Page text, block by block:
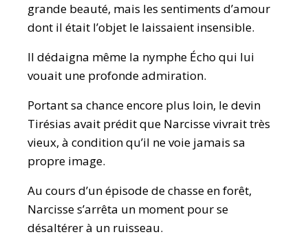
grande beauté, mais les sentiments d’amour
dont il était l’objet le laissaient insensible.
Il dédaigna même la nymphe Écho qui lui
vouait une profonde admiration.
Portant sa chance encore plus loin, le devin
Tirésias avait prédit que Narcisse vivrait très
vieux, à condition qu’il ne voie jamais sa
propre image.
Au cours d’un épisode de chasse en forêt,
Narcisse s’arrêta un moment pour se
désaltérer à un ruisseau.